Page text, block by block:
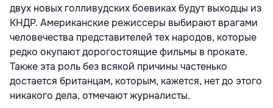
двух новых голливудских боевиках будут выходцы из
КНДР. Американские режиссеры выбирают врагами
человечества представителей тех народов, которые
редко окупают дорогостоящие фильмы в прокате.
Также эта роль без всякой причины частенько
достается британцам, которым, кажется, нет до этого
никакого дела, отмечают журналисты.